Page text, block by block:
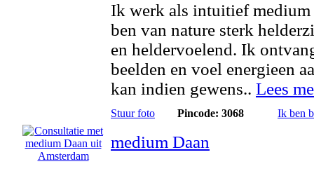
Ik werk als intuitief medium
ben van nature sterk
en heldervoelend. Ik
beelden en voel energieen
kan indien gewens.. Lees
Stuur foto Pincode: 3068 Ik ben
medium Daan